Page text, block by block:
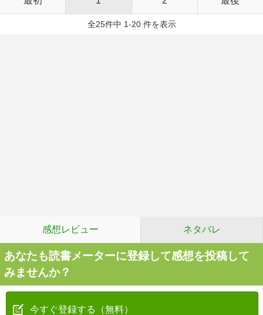
全25件中 1-20 件を表示
感想レビュー ネタバレ
あなたも読書メーターに登録して感想を投稿して
みませんか？
今すぐ登録する（無料）